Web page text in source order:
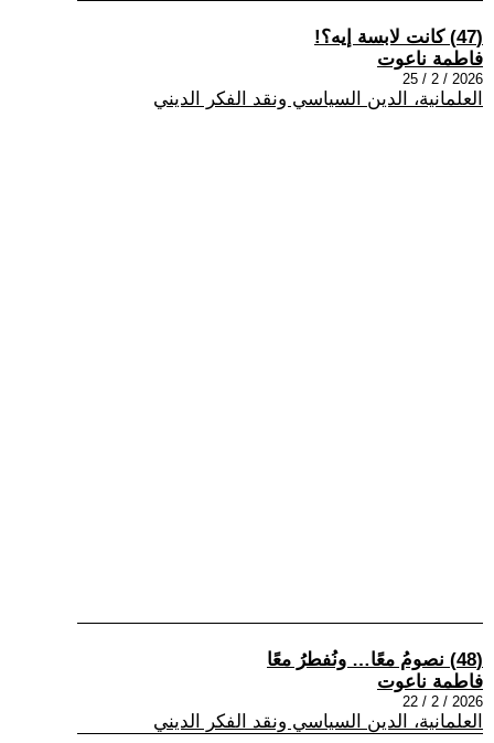
(47) كانت لابسة إيه؟!
فاطمة ناعوت
2026 / 2 / 25
العلمانية، الدين السياسي ونقد الفكر الديني
(48) نصومُ معًا… ونُفطرُ معًا
فاطمة ناعوت
2026 / 2 / 22
العلمانية، الدين السياسي ونقد الفكر الديني